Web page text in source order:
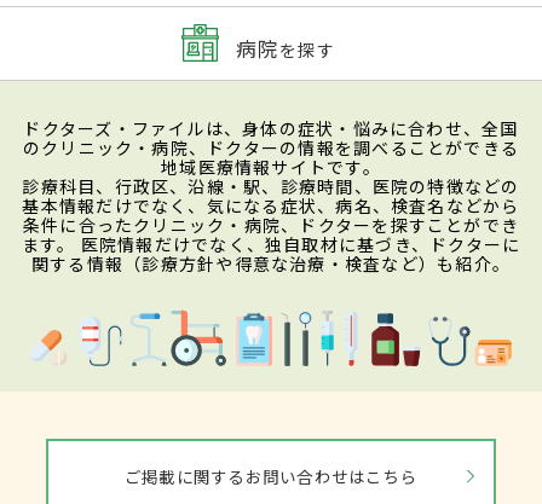
病院を探す
ドクターズ・ファイルは、身体の症状・悩みに合わせ、全国
のクリニック・病院、ドクターの情報を調べることができる
地域医療情報サイトです。
診療科目、行政区、沿線・駅、診療時間、医院の特徴などの
基本情報だけでなく、気になる症状、病名、検査名などから
条件に合ったクリニック・病院、ドクターを探すことができ
ます。 医院情報だけでなく、独自取材に基づき、ドクターに
関する情報（診療方針や得意な治療・検査など）も紹介。
ご掲載に関するお問い合わせはこちら